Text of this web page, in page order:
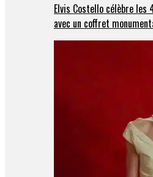
Elvis Costello célèbre les
avec un coffret